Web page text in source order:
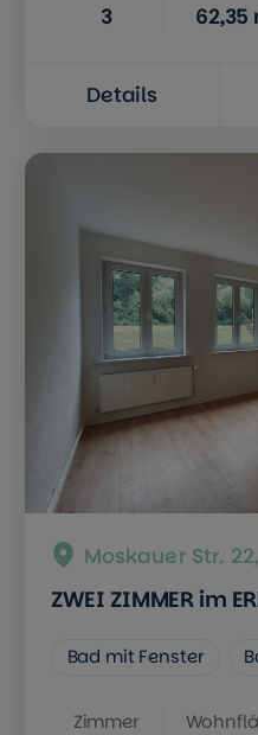
3 62,35
Details
Moskauer Str.
ZWEI ZIMMER im
Bad mit Fenster
Zimmer